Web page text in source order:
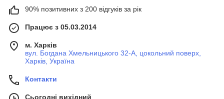
90% позитивних з 200 відгуків за рік
Працює з 05.03.2014
м. Харків
вул. Богдана Хмельницького 32-А, цокольний поверх,
Харків, Україна
Контакти
Сьогодні вихідний